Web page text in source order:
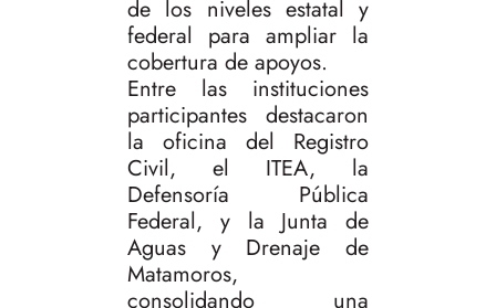
de los niveles estatal y
federal para ampliar la
cobertura de apoyos.
Entre las instituciones
participantes destacaron
la oficina del Registro
Civil, el ITEA, la
Defensoría Pública
Federal, y la Junta de
Aguas y Drenaje de
Matamoros,
consolidando una